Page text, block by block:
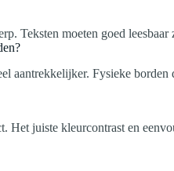
Teksten moeten goed
Fysieke
juiste kleurcontrast en